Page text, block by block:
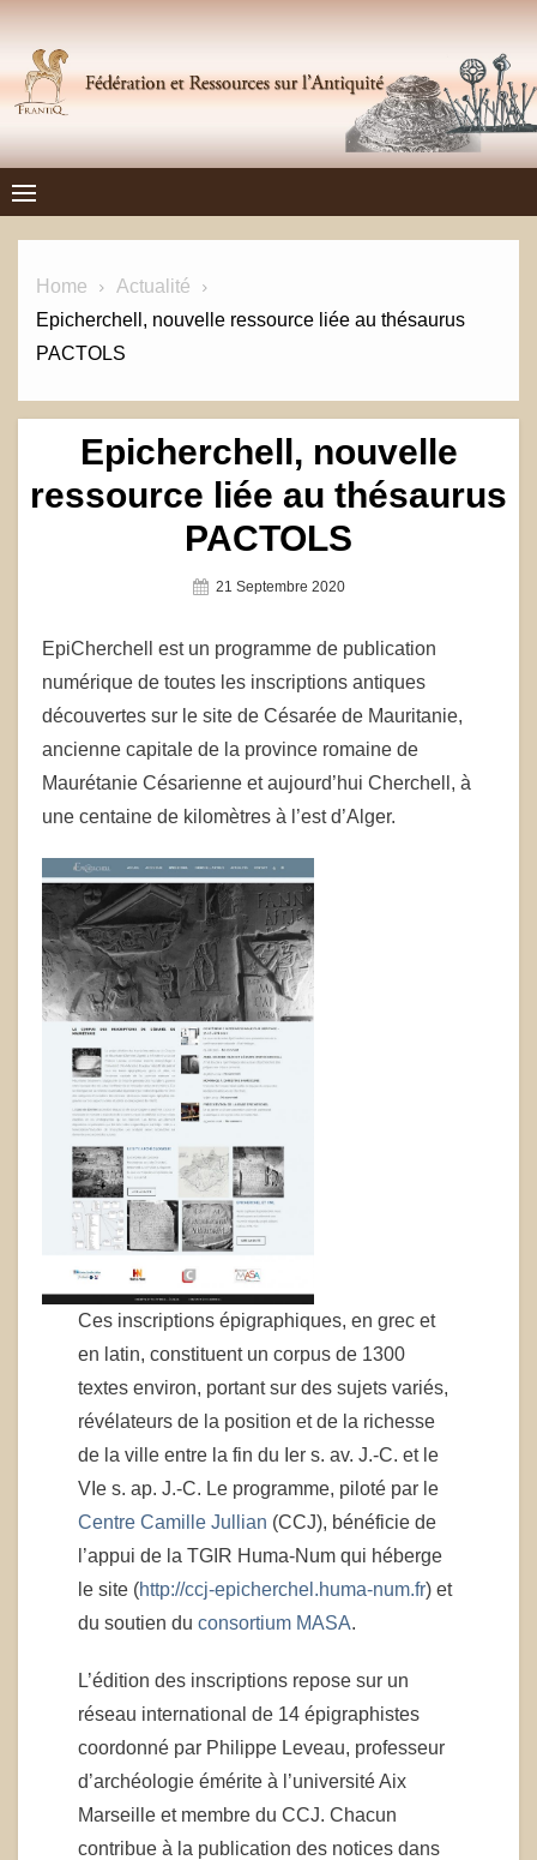
content
Frantiq
FÉDÉRATION ET RESSOURCES SUR L'ANTIQUITÉ
Home
Actualité
Epicherchell, nouvelle ressource liée au thésaurus
PACTOLS
Epicherchell, nouvelle
ressource liée au thésaurus
PACTOLS
Posted
21 Septembre 2020
EpiCherchell est un programme de publication
numérique de toutes les inscriptions antiques
découvertes sur le site de Césarée de Mauritanie,
ancienne capitale de la province romaine de
Maurétanie Césarienne et aujourd’hui Cherchell, à
une centaine de kilomètres à l’est d’Alger.
Ces inscriptions épigraphiques, en grec et
en latin, constituent un corpus de 1300
textes environ, portant sur des sujets variés,
révélateurs de la position et de la richesse
de la ville entre la fin du Ier s. av. J.-C. et le
VIe s. ap. J.-C. Le programme, piloté par le
Centre Camille Jullian (CCJ), bénéficie de
l’appui de la TGIR Huma-Num qui héberge
le site (http://ccj-epicherchel.huma-num.fr) et
du soutien duconsortium MASA.
L’édition des inscriptions repose sur un
réseau international de 14 épigraphistes
coordonné par Philippe Leveau, professeur
d’archéologie émérite à l’université Aix
Marseille et membre du CCJ. Chacun
contribue à la publication des notices dans